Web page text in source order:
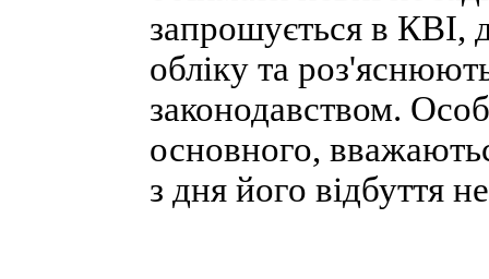
запрошується в КВІ,
обліку та
законодавством.
основного,
з дня його відбуття